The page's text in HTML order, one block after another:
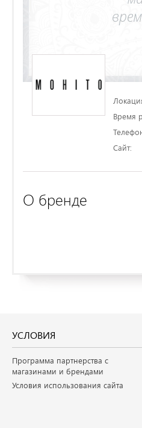
Время
Сайт:
О бренде
УСЛОВИЯ
Программа партнерства с
магазинами и брендами
Условия использования сайта